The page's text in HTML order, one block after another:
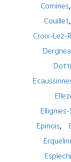
Comines
Couillet
Croix-Lez-
Epinois